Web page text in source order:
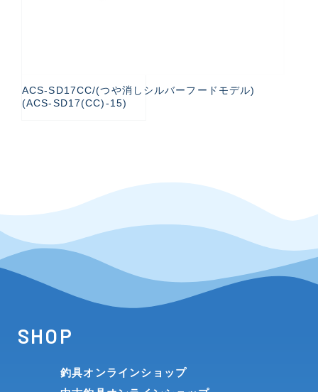
ACS-SD17CC/(つや消しシルバーフードモデル)
(ACS-SD17(CC)-15)
SHOP
釣具オンラインショップ